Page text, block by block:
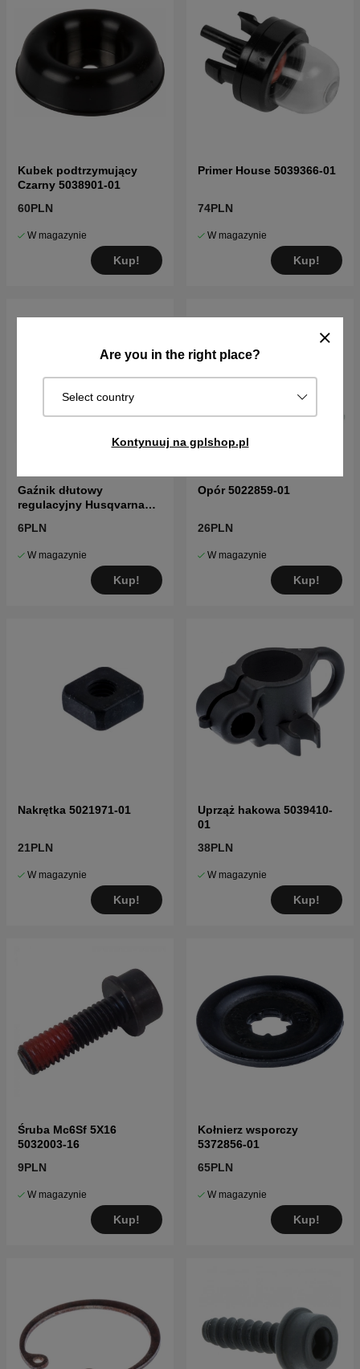
Are you in the right place?
Select country
Kontynuuj na gplshop.pl
Kubek podtrzymujący
Czarny 5038901-01
60PLN
W magazynie
Kup!
Primer House 5039366-01
74PLN
W magazynie
Kup!
Gaźnik dłutowy
regulacyjny Husqvarna
6PLN
W magazynie
Kup!
Opór 5022859-01
26PLN
W magazynie
Kup!
Nakrętka 5021971-01
21PLN
W magazynie
Kup!
Uprząż hakowa 5039410-
01
38PLN
W magazynie
Kup!
Śruba Mc6Sf 5X16
5032003-16
9PLN
W magazynie
Kup!
Kołnierz wsporczy
5372856-01
65PLN
W magazynie
Kup!